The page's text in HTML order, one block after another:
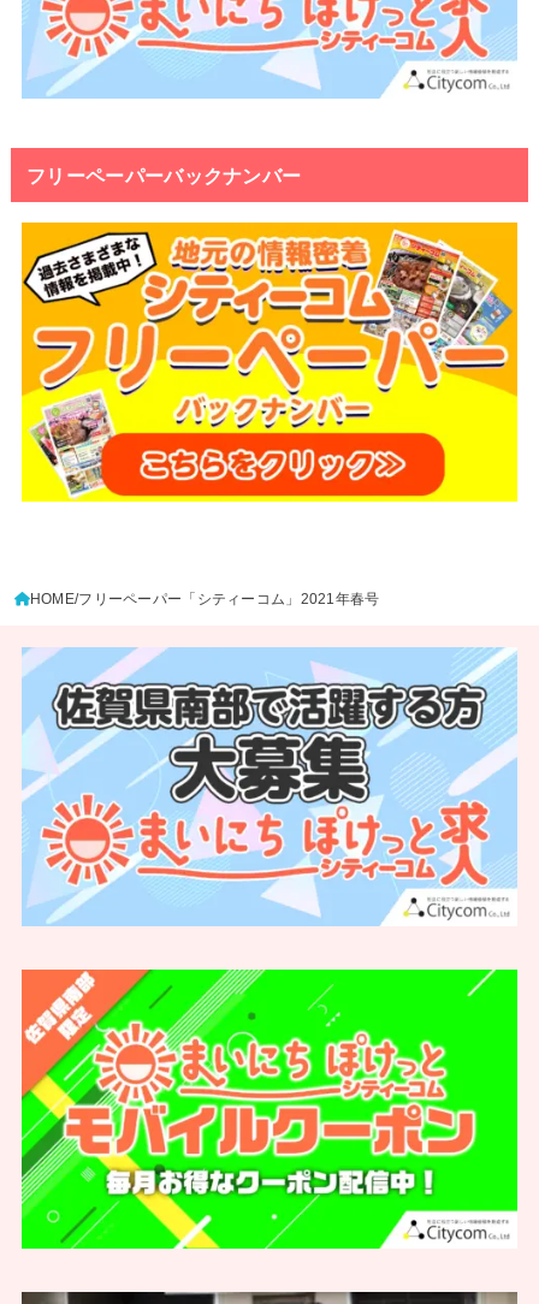
フリーペーパーバックナンバー
HOME フリーペーパー「シティーコム」2021年春号